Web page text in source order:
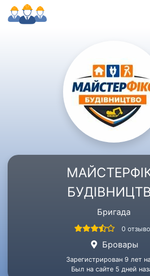
Бригада
0
Бровары
Зарегистрирован 9 лет
Был на сайте 5 дней